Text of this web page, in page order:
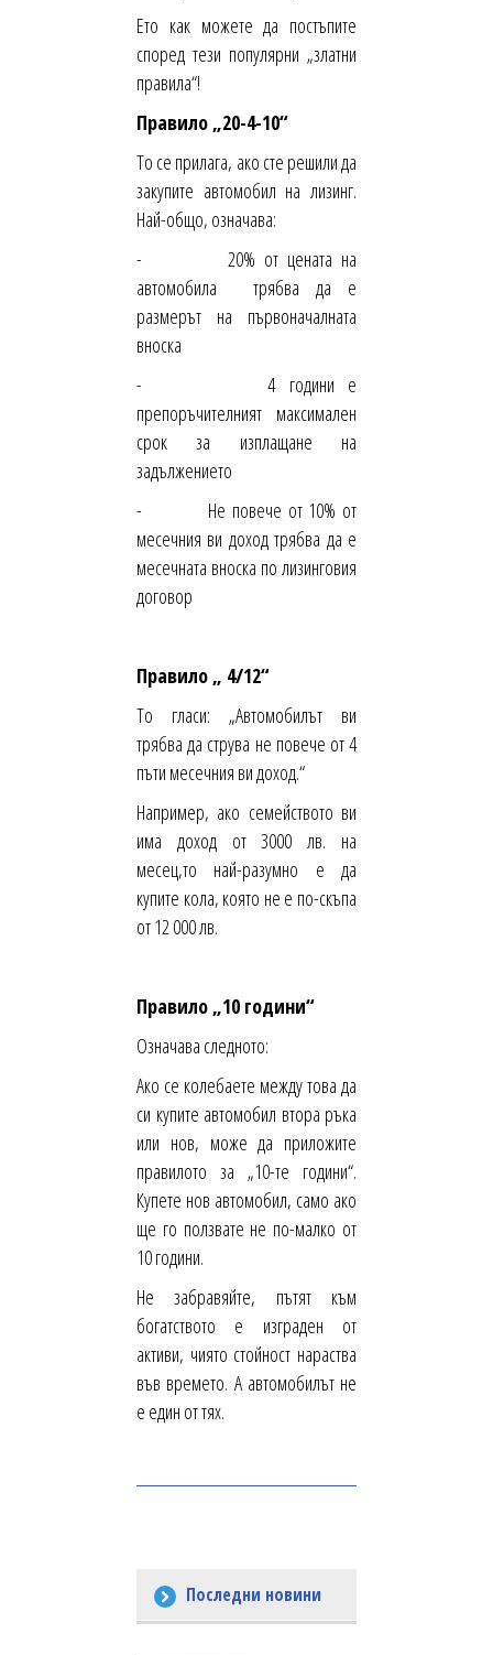
Ето как можете да постъпите
според тези популярни „златни
правила“!
Правило „20-4-10“
То се прилага, ако сте решили да
закупите автомобил на лизинг.
Най-общо, означава:
- 20% от цената на
автомобила трябва да е
размерът на първоначалната
вноска
- 4 години е
препоръчителният максимален
срок за изплащане на
задължението
- Не повече от 10% от
месечния ви доход трябва да е
месечната вноска по лизинговия
договор
Правило „ 4/12“
То гласи: „Автомобилът ви
трябва да струва не повече от 4
пъти месечния ви доход.“
Например, ако семейството ви
има доход от 3000 лв. на
месец,то най-разумно е да
купите кола, която не е по-скъпа
от 12 000 лв.
Правило „10 години“
Означава следното:
Ако се колебаете между това да
си купите автомобил втора ръка
или нов, може да приложите
правилото за „10-те години“.
Купете нов автомобил, само ако
ще го ползвате не по-малко от
10 години.
Не забравяйте, пътят към
богатството е изграден от
активи, чиято стойност нараства
във времето. А автомобилът не
е един от тях.
Последни новини